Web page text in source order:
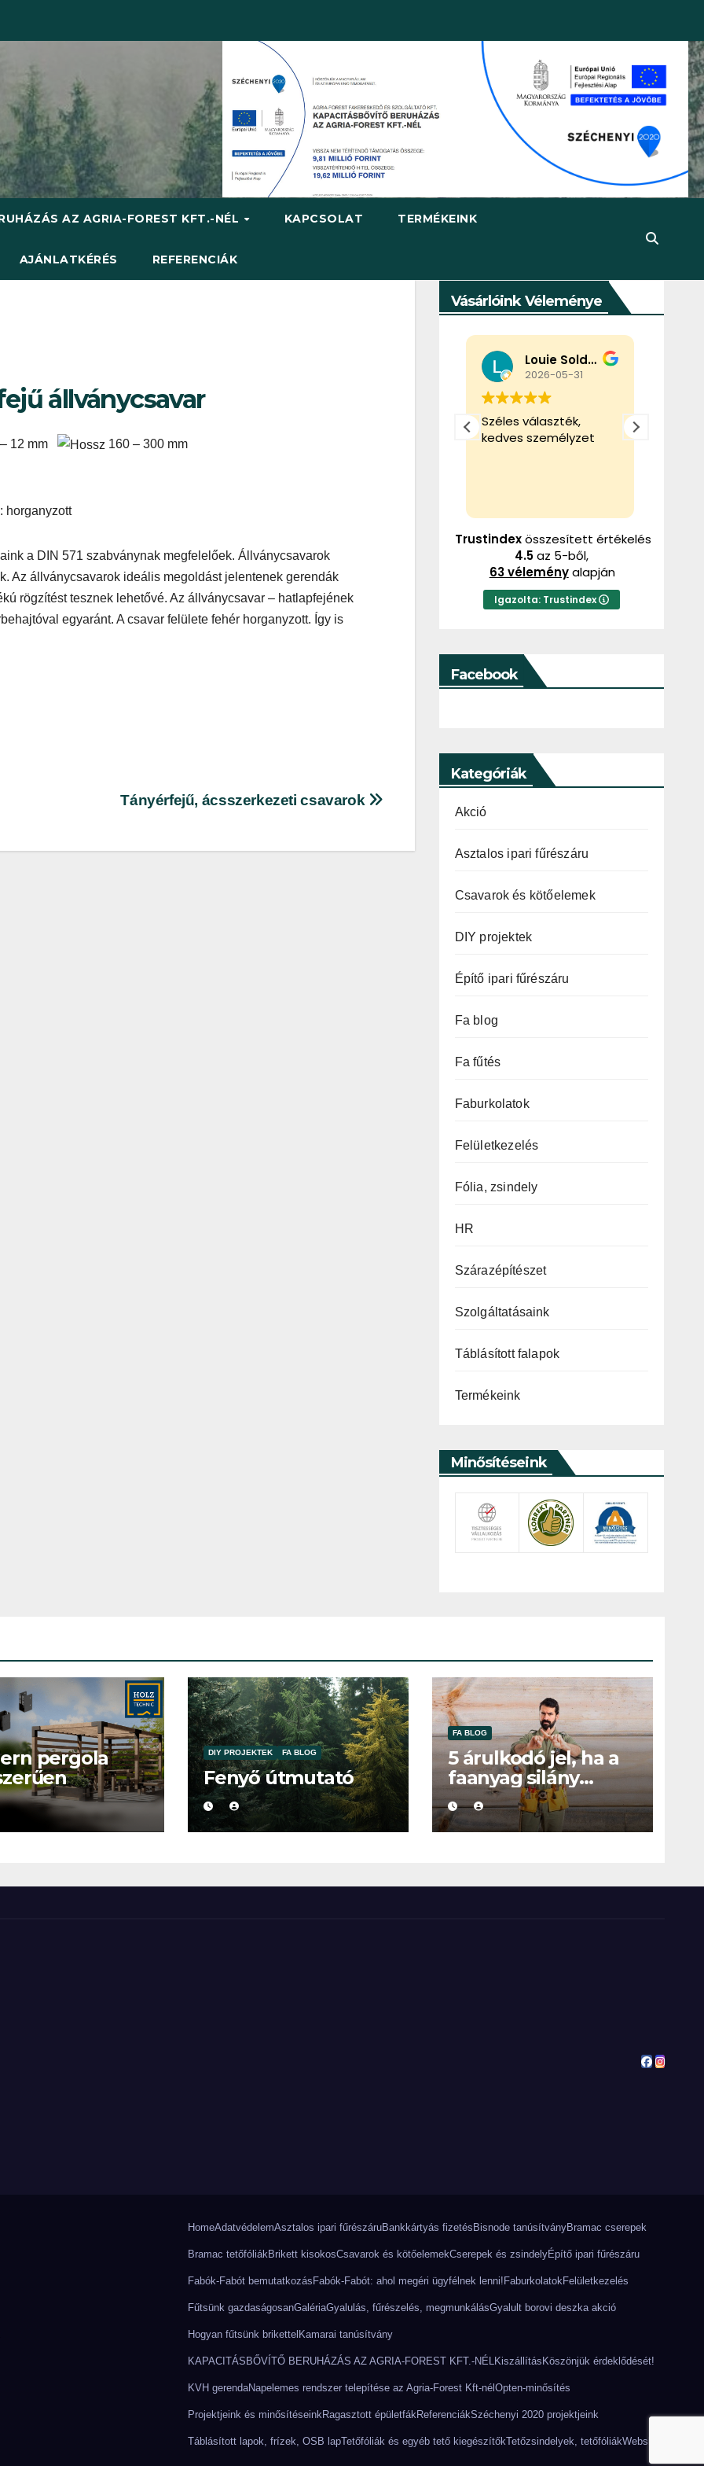
AZ AGRIA-FOREST KFT.-NÉL KAPCSOLAT TERMÉKEINK
AJÁNLATKÉRÉS REFERENCIÁK
állványcsavar
12 mm
160 – 300 mm
horganyzott
a DIN 571 szabványnak megfelelőek. Állványcsavarok
Az állványcsavarok ideális megoldást jelentenek gerendák
rögzítést tesznek lehetővé. Az állványcsavar – hatlapfejének
egyaránt. A csavar felülete fehér horganyzott. Így is
Tányérfejű, ácsszerkezeti csavarok
Vásárlóink Véleménye
Tibor Gál
2026-02-22
Ez a felhasználó csak
egy értékelést
Trustindexösszesített értékelés
4.5az 5-ből,
63 véleményalapján
Igazolta: Trustindex
Facebook
Kategóriák
Akció
Asztalos ipari fűrészáru
Csavarok és kötőelemek
DIY projektek
Építő ipari fűrészáru
Fa blog
Fa fűtés
Faburkolatok
Felületkezelés
Fólia, zsindely
HR
Szárazépítészet
Szolgáltatásaink
Táblásított falapok
Termékeink
Minősítéseink
pergola
DIY PROJEKTEK FA BLOG
Fenyő útmutató
FA BLOG
5 árulkodó jel, ha a
faanyag silány
minőségű
HomeAdatvédelemAsztalos ipari fűrészáruBankkártyás fizetés Bisnode tanúsítványBramac cserepek
Bramac tetőfóliákBrikett kisokosCsavarok és kötőelemekCserepek és zsindelyÉpítő ipari fűrészáru
Fabók-Fabót bemutatkozás Fabók-Fabót: ahol megéri ügyfélnek lenni! FaburkolatokFelületkezelés
Fűtsünk gazdaságosanGalériaGyalulás, fűrészelés, megmunkálásGyalult borovi deszka akció
Hogyan fűtsünk brikettel Kamarai tanúsítvány
KAPACITÁSBŐVÍTŐ BERUHÁZÁS AZ AGRIA-FOREST KFT.-NÉLKiszállítás Köszönjük érdeklődését!
KVH gerendaNapelemes rendszer telepítése az Agria-Forest Kft-nél Opten-minősítés
Projektjeink és minősítéseinkRagasztott épületfákReferenciákSzéchenyi 2020 projektjeink
Táblásított lapok, frízek, OSB lapTetőfóliák és egyéb tető kiegészítőkTetőzsindelyek, tetőfóliákWebshop